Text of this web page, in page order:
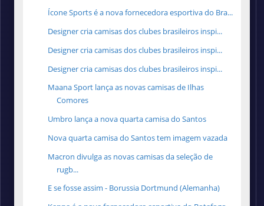
Ícone Sports é a nova fornecedora esportiva do Bra...
Designer cria camisas dos clubes brasileiros inspi...
Designer cria camisas dos clubes brasileiros inspi...
Designer cria camisas dos clubes brasileiros inspi...
Maana Sport lança as novas camisas de Ilhas
Comores
Umbro lança a nova quarta camisa do Santos
Nova quarta camisa do Santos tem imagem vazada
Macron divulga as novas camisas da seleção de
rugb...
E se fosse assim - Borussia Dortmund (Alemanha)